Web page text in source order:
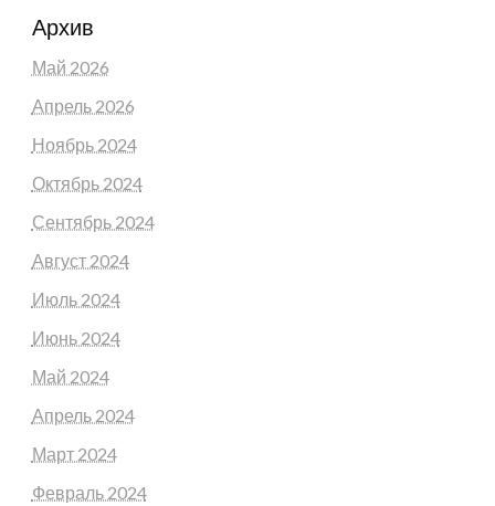
Архив
Май 2026
Апрель 2026
Ноябрь 2024
Октябрь 2024
Сентябрь 2024
Август 2024
Июль 2024
Июнь 2024
Май 2024
Апрель 2024
Март 2024
Февраль 2024